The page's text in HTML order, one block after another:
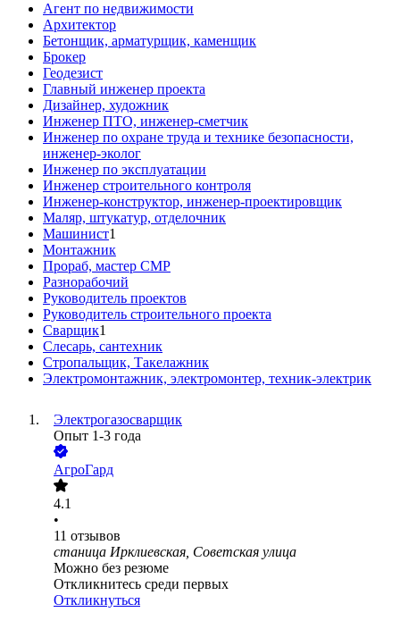
Агент по недвижимости
Архитектор
Бетонщик, арматурщик, каменщик
Брокер
Геодезист
Главный инженер проекта
Дизайнер, художник
Инженер ПТО, инженер-сметчик
Инженер по охране труда и технике безопасности,
инженер-эколог
Инженер по эксплуатации
Инженер строительного контроля
Инженер-конструктор, инженер-проектировщик
Маляр, штукатур, отделочник
Машинист1
Монтажник
Прораб, мастер СМР
Разнорабочий
Руководитель проектов
Руководитель строительного проекта
Сварщик1
Слесарь, сантехник
Стропальщик, Такелажник
Электромонтажник, электромонтер, техник-электрик
Электрогазосварщик
Опыт 1-3 года
АгроГард
4.1
•
11 отзывов
станица Ирклиевская, Советская улица
Можно без резюме
Откликнитесь среди первых
Откликнуться